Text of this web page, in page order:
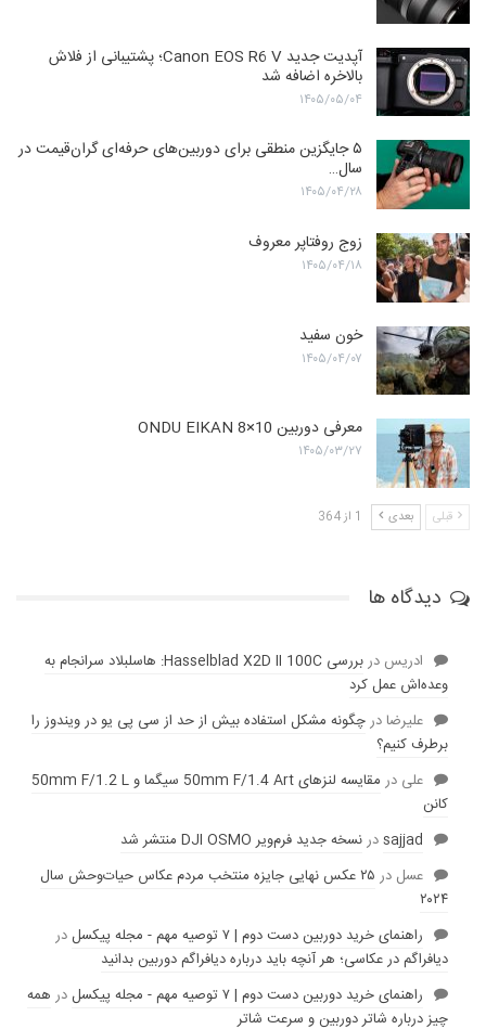
آپدیت جدید Canon EOS R6 V؛ پشتیبانی از فلاش
بالاخره اضافه شد
۱۴۰۵/۰۵/۰۴
۵ جایگزین منطقی برای دوربین‌های حرفه‌ای گران‌قیمت در
سال…
۱۴۰۵/۰۴/۲۸
زوج روفتاپر معروف
۱۴۰۵/۰۴/۱۸
خون سفید
۱۴۰۵/۰۴/۰۷
معرفی دوربین ONDU EIKAN 8×10
۱۴۰۵/۰۳/۲۷
قبلی بعدی 1 از 364
دیدگاه ها
ادریس در
بررسی Hasselblad X2D II 100C: هاسلبلاد سرانجام به
وعده‌‌اش عمل کرد
عليرضادرچگونه مشکل استفاده بیش از حد از سی پی یو در ویندوز را
برطرف کنیم؟
علی در
مقایسه لنز‌های 50mm F/1.4 Art سیگما و 50mm F/1.2 L
کانن
sajjadدرنسخه جدید فرم‌ویر DJI OSMO منتشر شد
عسل در
۲۵ عکس نهایی جایزه منتخب مردم عکاس حیات‌وحش سال
۲۰۲۴
راهنمای خرید دوربین دست دوم | ۷ توصیه مهم - مجله پیکسل
در
دیافراگم در عکاسی؛ هر آنچه باید درباره دیافراگم دوربین بدانید
راهنمای خرید دوربین دست دوم | ۷ توصیه مهم - مجله پیکسل
در همه
چیز درباره شاتر دوربین و سرعت شاتر